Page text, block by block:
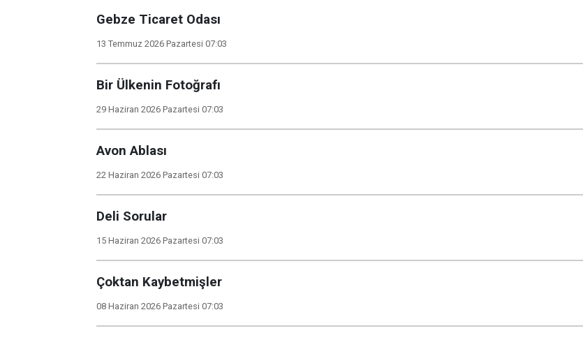
Gebze Ticaret Odası
13 Temmuz 2026 Pazartesi 07:03
Bir Ülkenin Fotoğrafı
29 Haziran 2026 Pazartesi 07:03
Avon Ablası
22 Haziran 2026 Pazartesi 07:03
Deli Sorular
15 Haziran 2026 Pazartesi 07:03
Çoktan Kaybetmişler
08 Haziran 2026 Pazartesi 07:03